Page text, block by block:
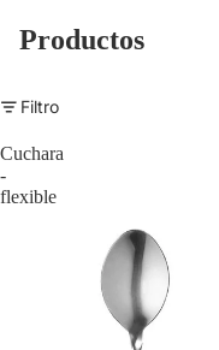
Productos
Filtro
Cuchara
-
flexible